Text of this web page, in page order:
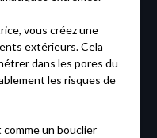
vous créez une
extérieurs. Cela
dans les pores du
les risques de
un bouclier